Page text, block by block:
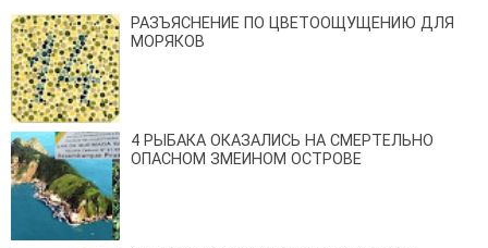
РАЗЪЯСНЕНИЕ ПО ЦВЕТООЩУЩЕНИЮ ДЛЯ
МОРЯКОВ
4 РЫБАКА ОКАЗАЛИСЬ НА СМЕРТЕЛЬНО
ОПАСНОМ ЗМЕИНОМ ОСТРОВЕ